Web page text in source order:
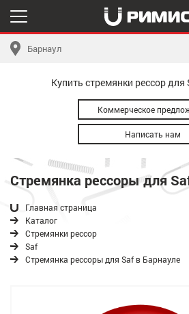
Барнаул
Купить стремянки рессор
Коммерческое
Написать нам
Стремянка рессоры для
Главная страница
Каталог
Стремянки рессор
Saf
Стремянка рессоры для Saf в Барнауле